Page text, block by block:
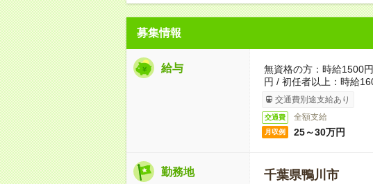
募集情報
給与
無資格の方：時給1500
円 / 初任者以上：時給
交通費別途支給あり
交通費 全額支給
月収例 25～30万円
勤務地
千葉県鴨川市